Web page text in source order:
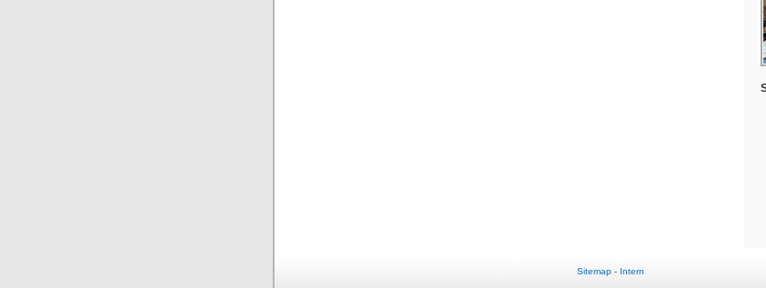
Sitemap - Intern